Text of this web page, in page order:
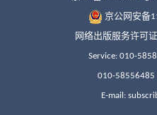
京公网安备
网络出版服务许可
Service: 010-
010-
E-mail: